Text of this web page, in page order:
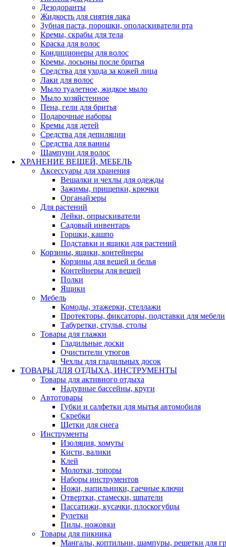
Дезодоранты
Жидкость для снятия лака
Зубная паста, порошки, ополаскиватели рта
Кремы, скрабы для тела
Краска для волос
Кондиционеры для волос
Кремы, лосьоны после бритья
Средства для ухода за кожей лица
Лаки для волос
Мыло туалетное, жидкое мыло
Мыло хозяйстенное
Пена, гели для бритья
Подарочные наборы
Кремы для детей
Средства для депиляции
Средства для ванны
Шампуни для волос
ХРАНЕНИЕ ВЕЩЕЙ, МЕБЕЛЬ
Аксессуары для хранения
Вешалки и чехлы для одежды
Зажимы, прищепки, крючки
Органайзеры
Для растений
Лейки, опрыскиватели
Садовый инвентарь
Горшки, кашпо
Подставки и ящики для растений
Корзины, ящики, контейнеры
Корзины для вещей и белья
Контейнеры для вещей
Полки
Ящики
Мебель
Комоды, этажерки, стеллажи
Протекторы, фиксаторы, подставки для мебели
Табуретки, стулья, столы
Товары для глажки
Гладильные доски
Очистители утюгов
Чехлы для гладильных досок
ТОВАРЫ ДЛЯ ОТДЫХА, ИНСТРУМЕНТЫ
Товары для активного отдыха
Надувные бассейны, круги
Автотовары
Губки и салфетки для мытья автомобиля
Скребки
Щетки для снега
Инструменты
Изоляция, хомуты
Кисти, валики
Клей
Молотки, топоры
Наборы инструментов
Ножи, напильники, гаечные ключи
Отвертки, стамески, шпатели
Пассатижи, кусачки, плоскогубцы
Рулетки
Пилы, ножовки
Товары для пикника
Мангалы, коптильни, шампуры, решетки для